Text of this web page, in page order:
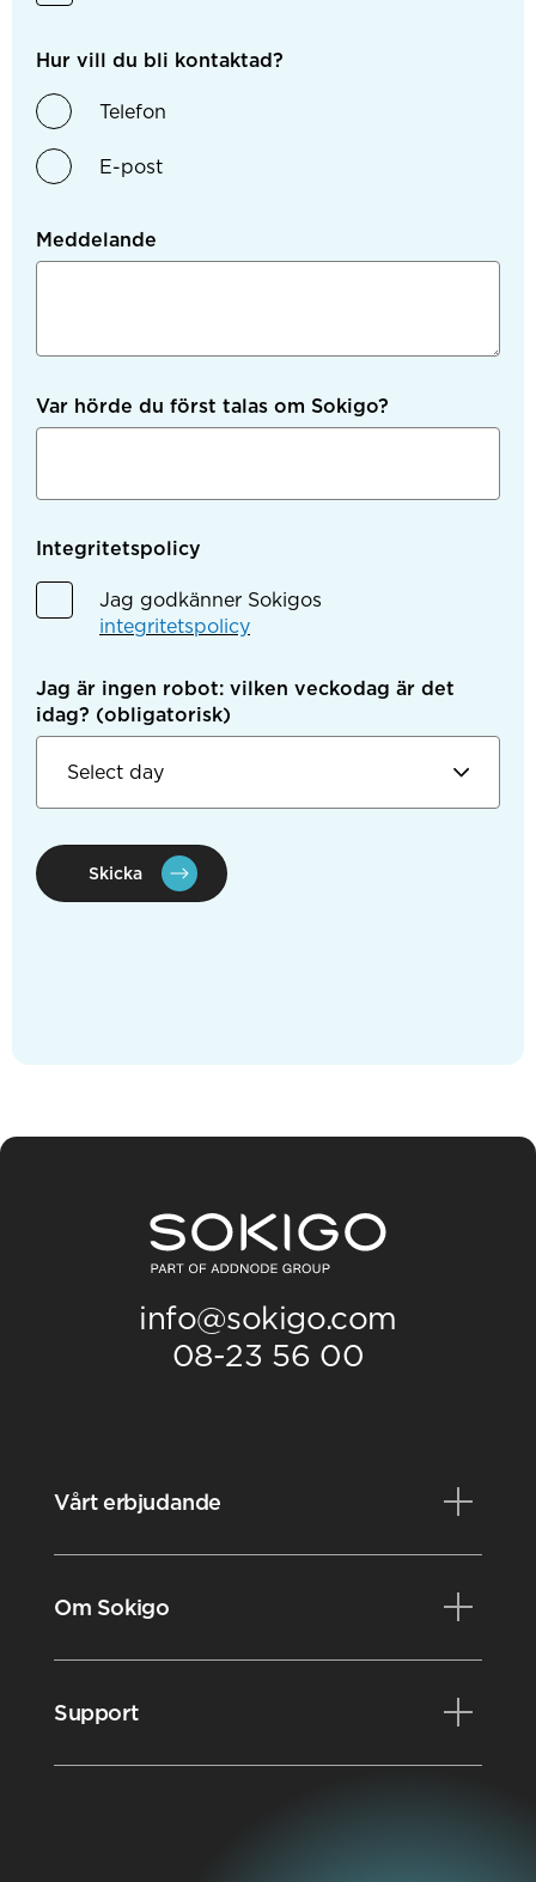
Hur vill du bli kontaktad?
Telefon
E-post
Meddelande
Var hörde du först talas om Sokigo?
Integritetspolicy
Jag godkänner Sokigos
integritetspolicy
Jag är ingen robot: vilken veckodag är det
idag? (obligatorisk)
Skicka
info@sokigo.com
08-23 56 00
Vårt erbjudande
Videobibliotek
Om Sokigo
Support